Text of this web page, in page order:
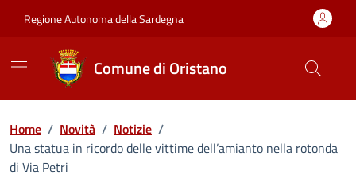
Regione Autonoma della Sardegna
Comune di Oristano
Home / Novità / Notizie /
Una statua in ricordo delle vittime dell’amianto nella rotonda
di Via Petri